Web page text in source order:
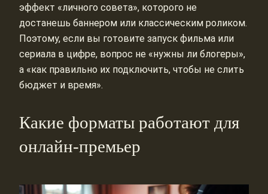
эффект «личного совета», которого не
достанешь баннером или классическим роликом.
Поэтому, если вы готовите запуск фильма или
сериала в цифре, вопрос не «нужны ли блогеры»,
а «как правильно их подключить, чтобы не слить
бюджет и время».
Какие форматы работают для
онлайн-премьер